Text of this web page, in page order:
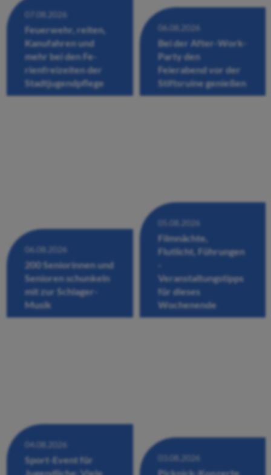
07.08.2026
Feuerwehr, reiten,
Kanufahren und
mehr bei den Fe-
rienfreizeiten der
Stadtjugendpflege
06.08.2026
Bei der After-Work-
Party den
Feierabend vor der
Stiftsruine genießen
06.08.2026
200 Seniorinnen und
Senioren schunkeln
mit zur Schlager-
Musik
05.08.2026
Filmnächte,
Flutlicht, Führungen
Veranstaltungstipps
für dieses
Wochenende
04.08.2026
Sport-Event für
03.08.2026